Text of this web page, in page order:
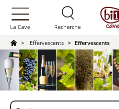
text.skipToContent
text.skipToNavigation
La Cave Recherche
Effervescents Effervescents